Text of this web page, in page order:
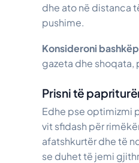
dhe ato në distanca
pushime.
Konsideroni
gazeta dhe shoqata,
Prisni të
Edhe pse optimizmi
vit sfidash për
afatshkurtër dhe të
se duhet të jemi